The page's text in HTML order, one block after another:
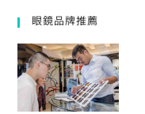
眼鏡品牌推薦